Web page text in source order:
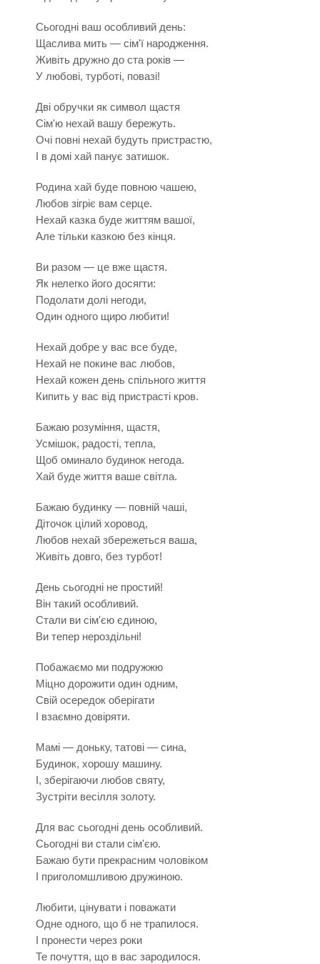
Сьогодні ваш особливий день:
Щаслива мить — сім'ї народження.
Живіть дружно до ста років —
У любові, турботі, повазі!
Дві обручки як символ щастя
Сім'ю нехай вашу бережуть.
Очі повні нехай будуть пристрастю,
І в домі хай панує затишок.
Родина хай буде повною чашею,
Любов зігріє вам серце.
Нехай казка буде життям вашої,
Але тільки казкою без кінця.
Ви разом — це вже щастя.
Як нелегко його досягти:
Подолати долі негоди,
Один одного щиро любити!
Нехай добре у вас все буде,
Нехай не покине вас любов,
Нехай кожен день спільного життя
Кипить у вас від пристрасті кров.
Бажаю розуміння, щастя,
Усмішок, радості, тепла,
Щоб оминало будинок негода.
Хай буде життя ваше світла.
Бажаю будинку — повній чаші,
Діточок цілий хоровод,
Любов нехай збережеться ваша,
Живіть довго, без турбот!
День сьогодні не простий!
Він такий особливий.
Стали ви сім'єю єдиною,
Ви тепер нероздільні!
Побажаємо ми подружжю
Міцно дорожити один одним,
Свій осередок оберігати
І взаємно довіряти.
Мамі — доньку, татові — сина,
Будинок, хорошу машину.
І, зберігаючи любов святу,
Зустріти весілля золоту.
Для вас сьогодні день особливий.
Сьогодні ви стали сім'єю.
Бажаю бути прекрасним чоловіком
І приголомшливою дружиною.
Любити, цінувати і поважати
Одне одного, що б не трапилося.
І пронести через роки
Те почуття, що в вас зародилося.